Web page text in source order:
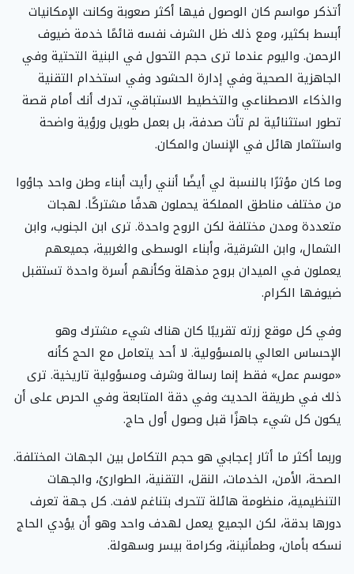
أتذكر مواسم كان الوصول فيها أكثر صعوبة وكانت الإمكانيات
أبسط بكثير، ومع ذلك ظل الشرف نفسه قائمًا خدمة ضيوف
الرحمن. واليوم عندما ترى حجم التحول في البنية التحتية وفي
الجاهزية الصحية وفي إدارة الحشود وفي استخدام التقنية
والذكاء الاصطناعي والتخطيط الاستباقي، تدرك أنك أمام قصة
تطور استثنائية لم تأت صدفة، بل بعمل طويل ورؤية واضحة
واستثمار هائل في الإنسان والمكان.
وما كان مؤثرًا بالنسبة لي أيضًا أنني رأيت أبناء وطن واحد جاؤوا
من مختلف مناطق المملكة يحملون هدفًا مشتركًا. لهجات
متعددة ومدن مختلفة لكن الروح واحدة. ترى ابن الجنوب، وابن
الشمال، وابن الشرقية، وأبناء الوسطى والغربية، جميعهم
يعملون في الميدان بروح مذهلة وكأنهم أسرة واحدة تستقبل
ضيوفها الكرام.
وفي كل موقع زرته تقريبًا كان هناك شيء مشترك وهو
الإحساس العالي بالمسؤولية. لا أحد يتعامل مع الحج كأنه
«موسم عمل» فقط إنما رسالة وشرف ومسؤولية تاريخية. ترى
ذلك في طريقة الحديث وفي دقة المتابعة وفي الحرص على أن
يكون كل شيء جاهزًا قبل وصول أول حاج.
وربما أكثر ما أثار إعجابي هو حجم التكامل بين الجهات المختلفة.
الصحة، الأمن، الخدمات، النقل، التقنية، الطوارئ، والجهات
التنظيمية، منظومة هائلة تتحرك بتناغم لافت. كل جهة تعرف
دورها بدقة، لكن الجميع يعمل لهدف واحد وهو أن يؤدي الحاج
نسكه بأمان، وطمأنينة، وكرامة بيسر وسهولة.